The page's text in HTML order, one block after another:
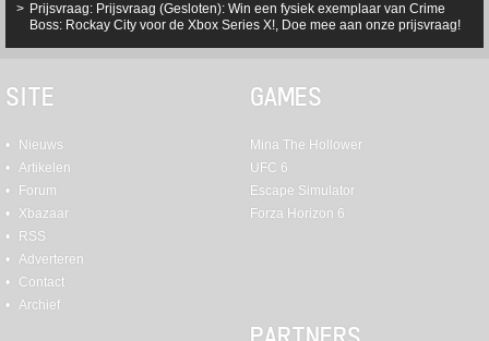
Prijsvraag: Prijsvraag (Gesloten): Win een fysiek exemplaar van Crime
Boss: Rockay City voor de Xbox Series X!, Doe mee aan onze prijsvraag!
SITE
Nieuws
Artikelen
Forum
Xbazaar
RSS
Adverteren
Contact
Archief
GAMES
Mina The Hollower
UFC 6
Escape Simulator
Forza Horizon 6